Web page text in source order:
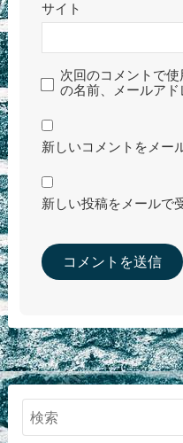
サイト
次回のコメントで
の名前、メールアド
新しいコメントをメー
新しい投稿をメールで